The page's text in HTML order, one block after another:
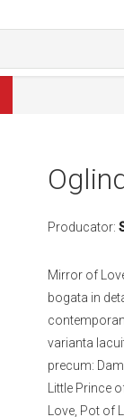
Producator:
Mirror of
bogata in
varianta
precum:
Little Prince
Love, Pot of